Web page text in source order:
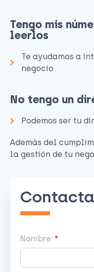
Tengo mis
leerlos
Te ayudamos a
negocio
No tengo un
Podemos ser tu
Además del
la gestión de tu
Nombre